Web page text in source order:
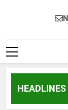
HEADLINES
complet pour
Ago